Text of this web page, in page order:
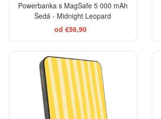
Powerbanka s MagSafe 5 000 mAh
Šedá - Midnight Leopard
od €56,90